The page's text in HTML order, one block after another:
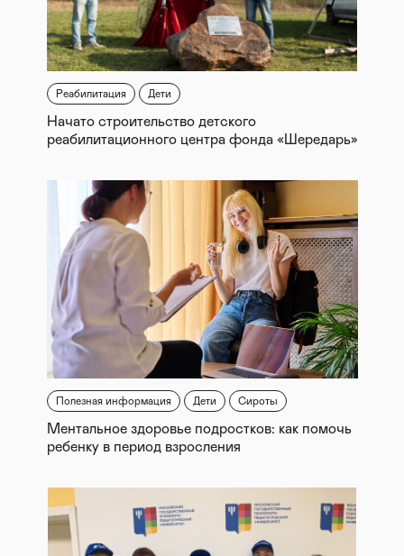
Реабилитация Дети
Начато строительство детского
реабилитационного центра фонда «Шередарь»
Полезная информация Дети Сироты
Ментальное здоровье подростков: как помочь
ребенку в период взросления